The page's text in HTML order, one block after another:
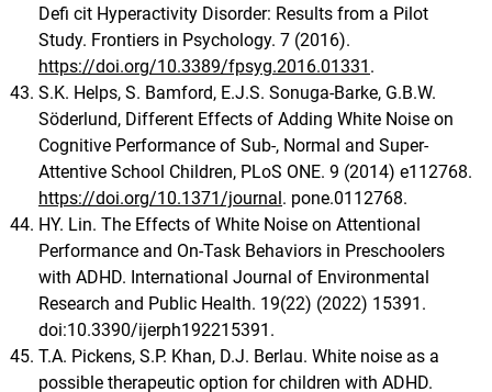
Defi cit Hyperactivity Disorder: Results from a Pilot
Study. Frontiers in Psychology. 7 (2016).
https://doi.org/10.3389/fpsyg.2016.01331 .
S.K. Helps, S. Bamford, E.J.S. Sonuga-Barke, G.B.W.
Söderlund, Different Effects of Adding White Noise on
Cognitive Performance of Sub-, Normal and Super-
Attentive School Children, PLoS ONE. 9 (2014) e112768.
https://doi.org/10.1371/journal . pone.0112768.
HY. Lin. The Effects of White Noise on Attentional
Performance and On-Task Behaviors in Preschoolers
with ADHD. International Journal of Environmental
Research and Public Health. 19(22) (2022) 15391.
doi:10.3390/ijerph192215391.
T.A. Pickens, S.P. Khan, D.J. Berlau. White noise as a
possible therapeutic option for children with ADHD.